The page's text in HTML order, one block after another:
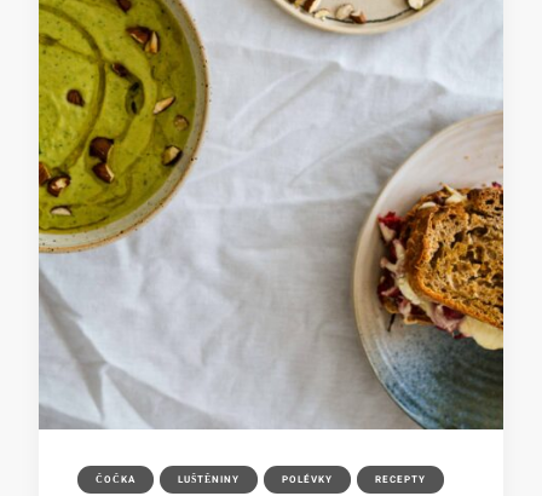
ČOČKA LUŠTĚNINY POLÉVKY RECEPTY